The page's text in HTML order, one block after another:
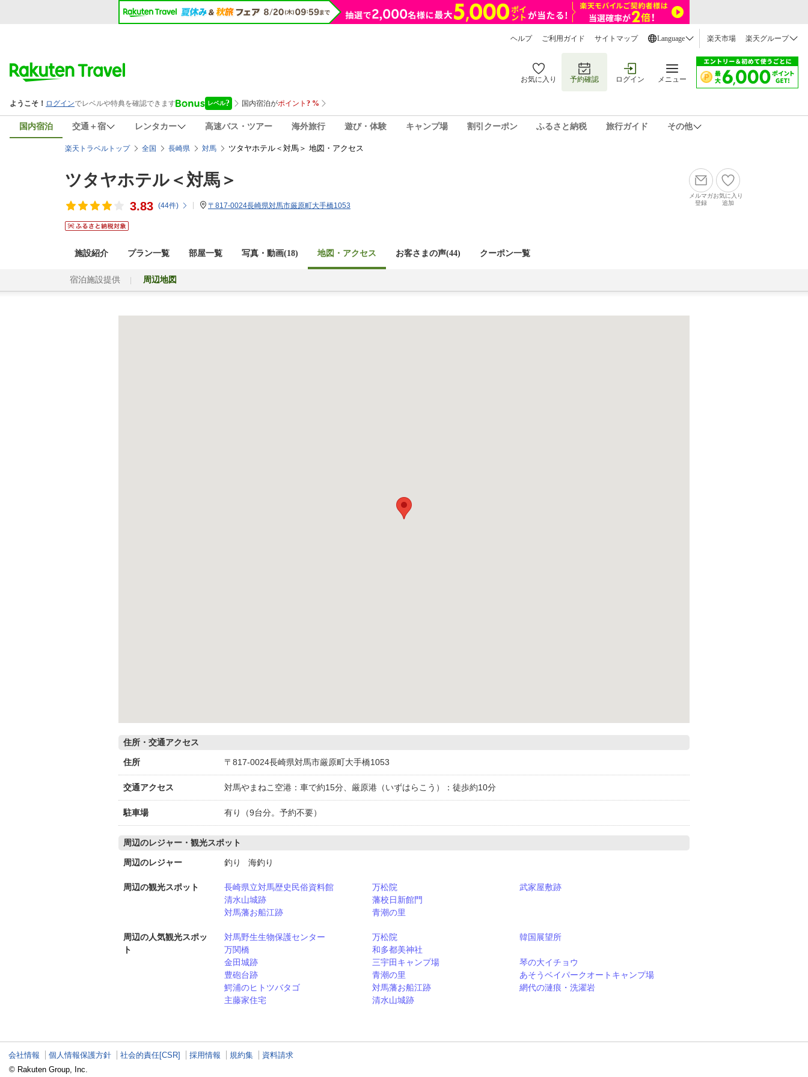
ヘルプ ご利用ガイド サイトマップ Language 楽天市場 楽天グループ
お気に入り 予約確認 ログイン メニュー
国内宿泊 交通＋宿 レンタカー 高速バス・ツアー 海外旅行 遊び・体験 キャンプ場 割引クーポン ふるさと納税 旅行ガイド その他
楽天トラベルトップ 全国 長崎県 対馬 ツタヤホテル＜対馬＞ 地図・アクセス
ツタヤホテル＜対馬＞
3.83 (44件) 〒817-0024長崎県対馬市厳原町大手橋1053
メルマガ
登録
お気に入り
追加
施設紹介 プラン一覧 部屋一覧 写真・動画(18) 地図・アクセス お客さまの声(44) クーポン一覧
宿泊施設提供 周辺地図
住所・交通アクセス
住所 〒817-0024長崎県対馬市厳原町大手橋1053
交通アクセス 対馬やまねこ空港：車で約15分、厳原港（いずはらこう）：徒歩約10分
駐車場 有り（9台分。予約不要）
周辺のレジャー・観光スポット
周辺のレジャー 釣り 海釣り
周辺の観光スポット 長崎県立対馬歴史民俗資料館 万松院
武家屋敷跡
清水山城跡
藩校日新館門
対馬藩お船江跡
青潮の里
周辺の人気観光スポッ
ト
対馬野生生物保護センター 万松院
韓国展望所
万関橋
和多都美神社
金田城跡
三宇田キャンプ場
琴の大イチョウ
豊砲台跡
青潮の里
あそうベイパークオートキャンプ場
鰐浦のヒトツバタゴ
対馬藩お船江跡
網代の漣痕・洗濯岩
主藤家住宅
清水山城跡
会社情報 個人情報保護方針 社会的責任[CSR] 採用情報 規約集
資料請求
© Rakuten Group, Inc.